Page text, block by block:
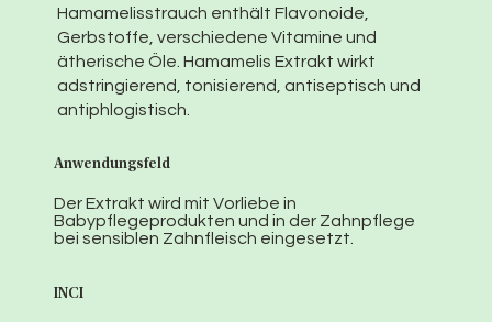
Hamamelisstrauch enthält Flavonoide,
Gerbstoffe, verschiedene Vitamine und
ätherische Öle. Hamamelis Extrakt wirkt
adstringierend, tonisierend, antiseptisch und
antiphlogistisch.
Anwendungsfeld
Der Extrakt wird mit Vorliebe in
Babypflegeprodukten und in der Zahnpflege
bei sensiblen Zahnfleisch eingesetzt.
INCI